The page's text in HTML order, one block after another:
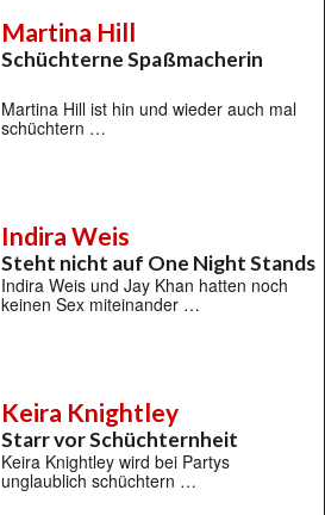
Martina Hill
Schüchterne Spaßmacherin
Martina Hill ist hin und wieder auch mal
schüchtern …
Indira Weis
Steht nicht auf One Night Stands
Indira Weis und Jay Khan hatten noch
keinen Sex miteinander …
Keira Knightley
Starr vor Schüchternheit
Keira Knightley wird bei Partys
unglaublich schüchtern …